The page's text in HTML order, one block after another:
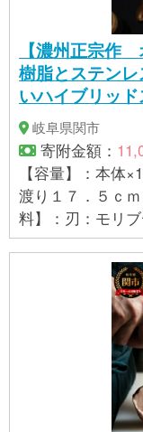
【濃州正宗作
樹脂とステン
いハイブリッ
岐阜県関市
寄附金額：
【容量】：本体
渡り１７．５ｃ
料】：刃：モ
柄：ステンレ